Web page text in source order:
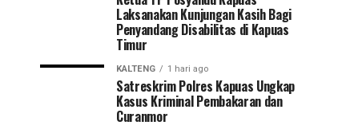
Laksanakan Kunjungan Kasih Bagi
Penyandang Disabilitas di Kapuas
Timur
KALTENG 1 hari ago
Satreskrim Polres Kapuas Ungkap
Kasus Kriminal Pembakaran dan
Curanmor